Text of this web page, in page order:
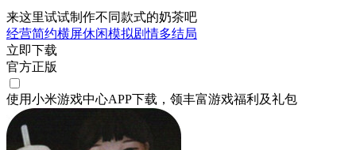
来这里试试制作不同款式的奶茶吧
经营简约横屏休闲模拟剧情多结局
立即下载
官方正版
使用小米游戏中心APP下载 ，领丰富游戏福利 及礼包